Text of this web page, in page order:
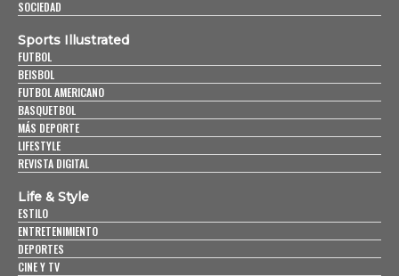
SOCIEDAD
Sports Illustrated
FUTBOL
BEISBOL
FUTBOL AMERICANO
BASQUETBOL
MÁS DEPORTE
LIFESTYLE
REVISTA DIGITAL
Life & Style
ESTILO
ENTRETENIMIENTO
DEPORTES
CINE Y TV